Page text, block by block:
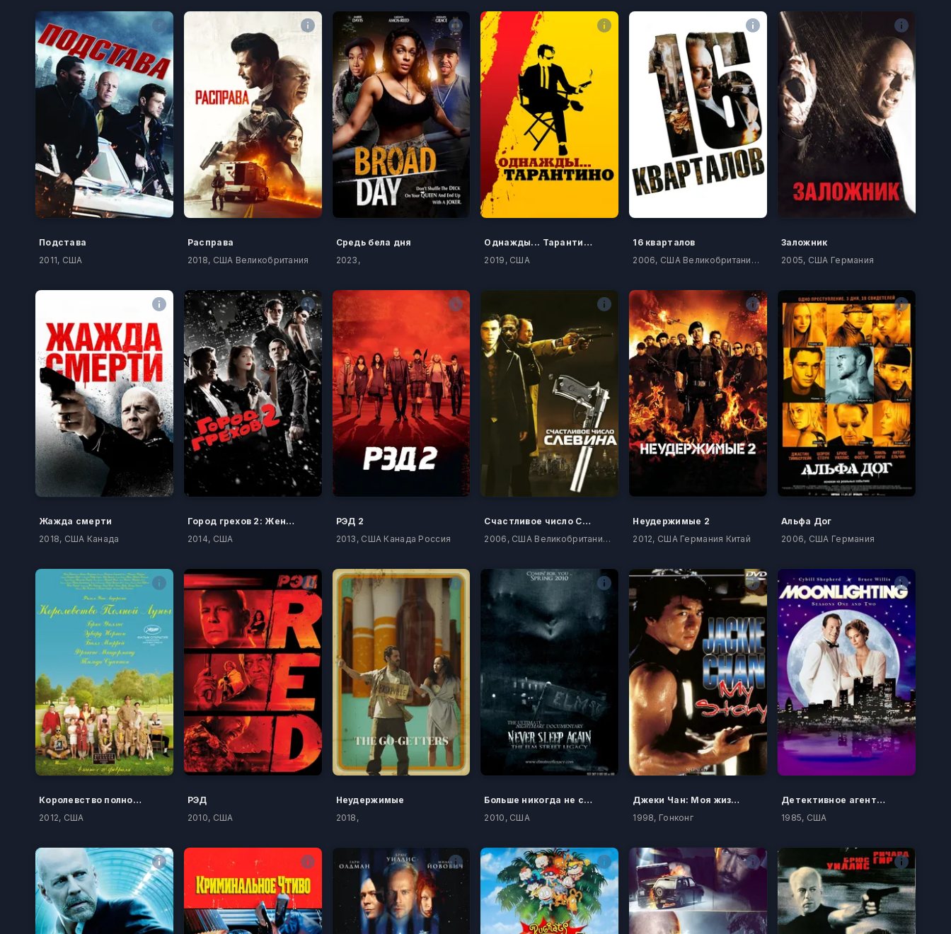
Подстава
2011, США
Расправа
2018, США Великобритания
Средь бела дня
2023,
Однажды... Тарантино
2019, США
16 кварталов
2006, США Великобритания Германия Канада
Заложник
2005, США Германия
Жажда смерти
2018, США Канада
Город грехов 2: Женщина, ради которой стоит убивать
2014, США
РЭД 2
2013, США Канада Россия
Счастливое число Слевина
2006, США Великобритания Германия Канада
Неудержимые 2
2012, США Германия Китай
Альфа Дог
2006, США Германия
Королевство полной луны
2012, США
РЭД
2010, США
Неудержимые
2018,
Больше никогда не спи: Наследие улицы Вязов
2010, США
Джеки Чан: Моя жизнь
1998, Гонконг
Детективное агентство «Лунный свет»
1985, США